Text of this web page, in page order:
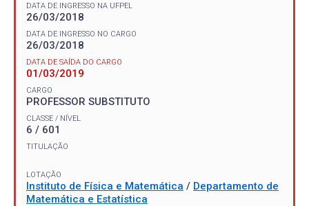
DATA DE INGRESSO NA UFPEL
26/03/2018
DATA DE INGRESSO NO CARGO
26/03/2018
DATA DE SAÍDA DO CARGO
01/03/2019
CARGO
PROFESSOR SUBSTITUTO
CLASSE / NÍVEL
6 / 601
TITULAÇÃO
LOTAÇÃO
Instituto de Física e Matemática / Departamento de
Matemática e Estatística